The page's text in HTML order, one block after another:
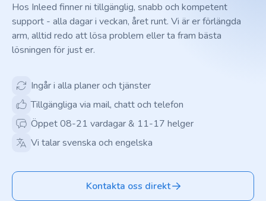
Hos Inleed finner ni tillgänglig, snabb och kompetent
support - alla dagar i veckan, året runt. Vi är er förlängda
arm, alltid redo att lösa problem eller ta fram bästa
lösningen för just er.
Ingår i alla planer och tjänster
Tillgängliga via mail, chatt och telefon
Öppet 08-21 vardagar & 11-17 helger
Vi talar svenska och engelska
Kontakta oss direkt